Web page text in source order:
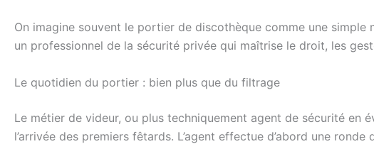
On imagine souvent le portier de discothèque comme une
un professionnel de la sécurité privée qui maîtrise le droit, les
Le quotidien du portier : bien plus que du filtrage
Le métier de videur, ou plus techniquement agent de sécurité en
l’arrivée des premiers fêtards. L’agent effectue d’abord une